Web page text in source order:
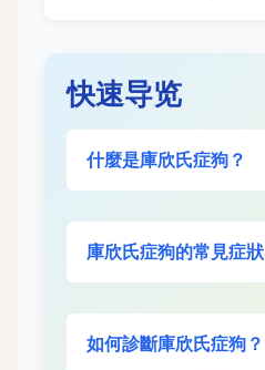
快速导览
什麼是庫欣氏症狗？
庫欣氏症狗的常見症狀
如何診斷庫欣氏症狗？